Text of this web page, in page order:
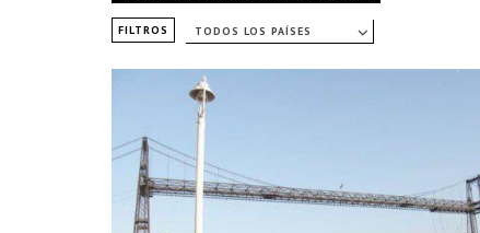
FILTROS TODOS LOS PAÍSES